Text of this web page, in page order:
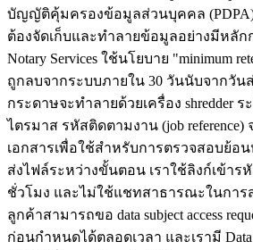
บัญญัติคุ้มครองข้อมูลส่วนบุคคล (PDPA)
ต้องจัดเก็บและทำลายข้อมูลอย่างมีหลัก
Notary Services ใช้นโยบาย "minimum
ถูกลบจากระบบภายใน 30 วันนับจากวัน
กระดาษจะทำลายด้วยเครื่อง shredder ร
ไตรมาส รหัสติดตามงาน (job reference)
เอกสารเพื่อใช้สำหรับการตรวจสอบย้อ
ส่งไฟล์ระหว่างขั้นตอน เราใช้ลิงก์เข้าร
ชั่วโมง และไม่ใช้แชทสาธารณะในการ
ลูกค้าสามารถขอ data subject access
ก่อนกำหนดได้ตลอดเวลา และเรามี Data